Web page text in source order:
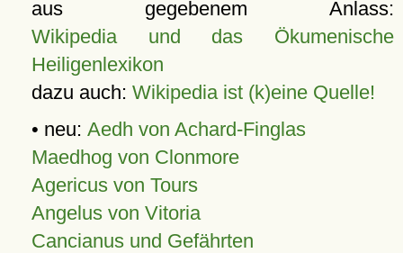
aus gegebenem Anlass:
Wikipedia und das Ökumenische
Heiligenlexikon
dazu auch: Wikipedia ist (k)eine Quelle!
• neu: Aedh von Achard-Finglas
Maedhog von Clonmore
Agericus von Tours
Angelus von Vitoria
Cancianus und Gefährten